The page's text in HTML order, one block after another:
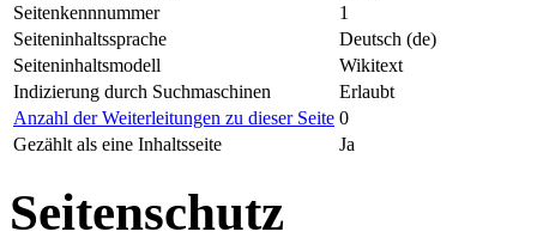
Seitenkennnummer
1
Seiteninhaltssprache
Deutsch (de)
Seiteninhaltsmodell
Wikitext
Indizierung durch Suchmaschinen
Erlaubt
Anzahl der Weiterleitungen zu dieser Seite 0
Gezählt als eine Inhaltsseite
Ja
Seitenschutz